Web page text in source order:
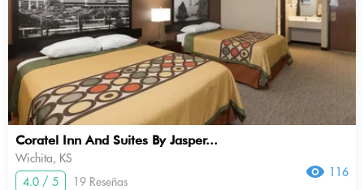
Coratel Inn And Suites By Jasper...
Wichita, KS
4.0 / 5
19 Reseñas
116